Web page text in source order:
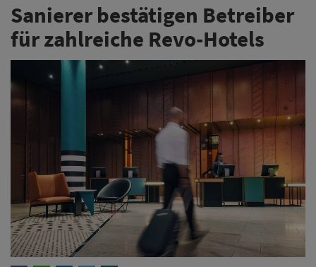
Sanierer bestätigen Betreiber
für zahlreiche Revo-Hotels